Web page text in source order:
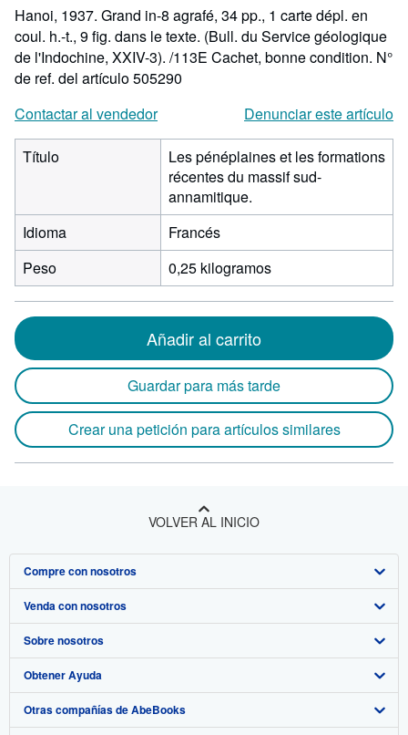
estrellas
Hanoi, 1937. Grand in-8 agrafé, 34 pp., 1 carte dépl. en
coul. h.-t., 9 fig. dans le texte. (Bull. du Service géologique
de l'Indochine, XXIV-3). /113E Cachet, bonne condition. N°
de ref. del artículo 505290
Contactar al vendedor
Denunciar este artículo
Título
Les pénéplaines et les formations
récentes du massif sud-
annamitique.
Idioma
Francés
Peso
0,25 kilogramos
Añadir al carrito
Guardar para más tarde
Crear una petición para artículos similares
VOLVER AL INICIO
Compre con nosotros
Búsqueda avanzada
Colecciones
Mi cuenta
Mis pedidos
Venda con nosotros
Comenzar a vender
Únase a nuestro programa de afiliados
Recomiende un vendedor
Sobre nosotros
Sobre IberLibro
Medios
Obtener Ayuda
Preguntas frecuentes y guías
Otras compañías de AbeBooks